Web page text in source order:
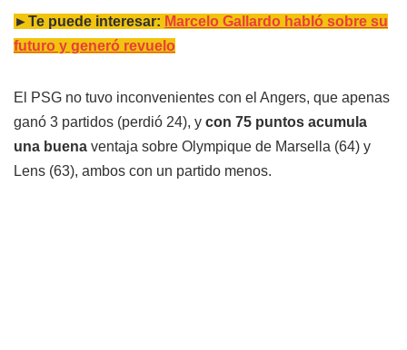
►Te puede interesar: Marcelo Gallardo habló sobre su
futuro y generó revuelo
El PSG no tuvo inconvenientes con el Angers, que apenas
ganó 3 partidos (perdió 24), y con 75 puntos acumula
una buena ventaja sobre Olympique de Marsella (64) y
Lens (63), ambos con un partido menos.